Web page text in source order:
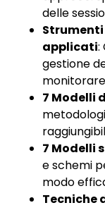
delle
applicati:
gestione
7 Modelli
7 Modelli
e schemi
modo
Tecniche